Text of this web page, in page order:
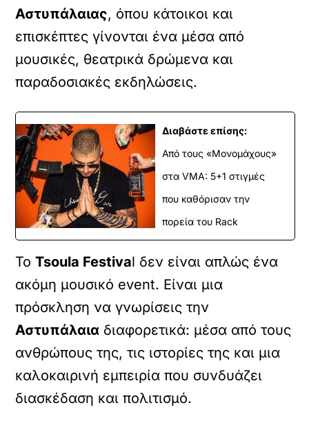
Αστυπάλαιας, όπου κάτοικοι και
επισκέπτες γίνονται ένα μέσα από
μουσικές, θεατρικά δρώμενα και
παραδοσιακές εκδηλώσεις.
Διαβάστε επίσης:
Από τους «Μονομάχους»
στα VMA: 5+1 στιγμές
που καθόρισαν την
πορεία του Rack
ΤοTsoula Festival δεν είναι απλώς ένα
ακόμη μουσικό event. Είναι μια
πρόσκληση να γνωρίσεις την
Αστυπάλαια διαφορετικά: μέσα από τους
ανθρώπους της, τις ιστορίες της και μια
καλοκαιρινή εμπειρία που συνδυάζει
διασκέδαση και πολιτισμό.